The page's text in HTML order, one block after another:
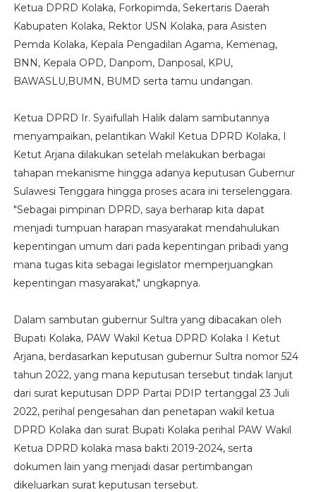
Ketua DPRD Kolaka, Forkopimda, Sekertaris Daerah
Kabupaten Kolaka, Rektor USN Kolaka, para Asisten
Pemda Kolaka, Kepala Pengadilan Agama, Kemenag,
BNN, Kepala OPD, Danpom, Danposal, KPU,
BAWASLU,BUMN, BUMD serta tamu undangan.
Ketua DPRD Ir. Syaifullah Halik dalam sambutannya
menyampaikan, pelantikan Wakil Ketua DPRD Kolaka, I
Ketut Arjana dilakukan setelah melakukan berbagai
tahapan mekanisme hingga adanya keputusan Gubernur
Sulawesi Tenggara hingga proses acara ini terselenggara.
"Sebagai pimpinan DPRD, saya berharap kita dapat
menjadi tumpuan harapan masyarakat mendahulukan
kepentingan umum dari pada kepentingan pribadi yang
mana tugas kita sebagai legislator memperjuangkan
kepentingan masyarakat," ungkapnya.
Dalam sambutan gubernur Sultra yang dibacakan oleh
Bupati Kolaka, PAW Wakil Ketua DPRD Kolaka I Ketut
Arjana, berdasarkan keputusan gubernur Sultra nomor 524
tahun 2022, yang mana keputusan tersebut tindak lanjut
dari surat keputusan DPP Partai PDIP tertanggal 23 Juli
2022, perihal pengesahan dan penetapan wakil ketua
DPRD Kolaka dan surat Bupati Kolaka perihal PAW Wakil
Ketua DPRD kolaka masa bakti 2019-2024, serta
dokumen lain yang menjadi dasar pertimbangan
dikeluarkan surat keputusan tersebut.